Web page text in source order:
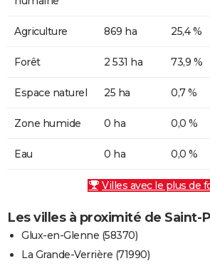
Agriculture 869 ha 25,4 %
Forêt 2 531 ha 73,9 %
Espace naturel 25 ha 0,7 %
Zone humide 0 ha 0,0 %
Eau 0 ha 0,0 %
Villes avec le plus de
Les villes à proximité de Saint-
Glux-en-Glenne (58370)
La Grande-Verrière (71990)